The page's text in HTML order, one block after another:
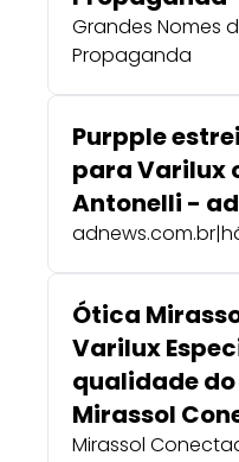
Grandes Nomes
Propaganda
Purpple
para Varilux
Antonelli -
adnews.com.br|
Ótica
Varilux
qualidade
Mirassol
Mirassol